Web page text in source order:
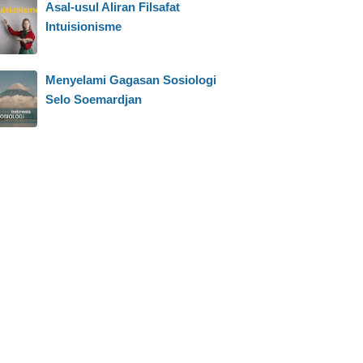
Asal-usul Aliran Filsafat
Intuisionisme
Menyelami Gagasan Sosiologi
Selo Soemardjan